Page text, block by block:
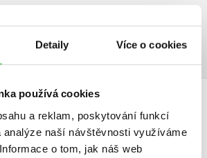
Detaily Více o cookies
používá cookies
a reklam, poskytování funkcí
analýze naší návštěvnosti využíváme
Informace o tom, jak náš web
vytvořena žádná uživatelská hodnocení.